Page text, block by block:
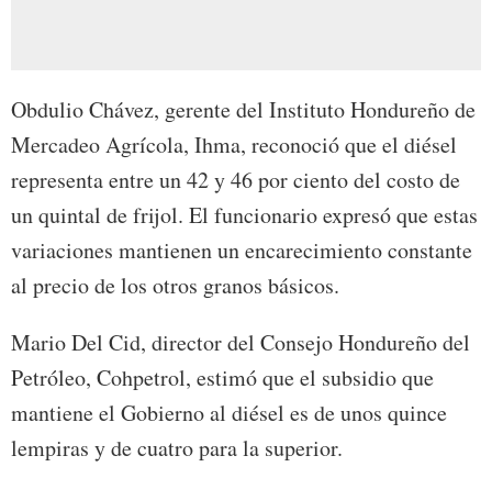
Obdulio Chávez, gerente del Instituto Hondureño de
Mercadeo Agrícola, Ihma, reconoció que el diésel
representa entre un 42 y 46 por ciento del costo de
un quintal de frijol. El funcionario expresó que estas
variaciones mantienen un encarecimiento constante
al precio de los otros granos básicos.
Mario Del Cid, director del Consejo Hondureño del
Petróleo, Cohpetrol, estimó que el subsidio que
mantiene el Gobierno al diésel es de unos quince
lempiras y de cuatro para la superior.